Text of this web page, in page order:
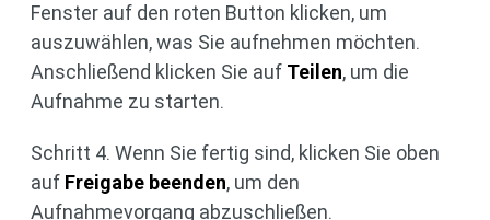
Fenster auf den roten Button klicken, um
auszuwählen, was Sie aufnehmen möchten.
Anschließend klicken Sie auf Teilen, um die
Aufnahme zu starten.
Schritt 4. Wenn Sie fertig sind, klicken Sie oben
auf Freigabe beenden, um den
Aufnahmevorgang abzuschließen.